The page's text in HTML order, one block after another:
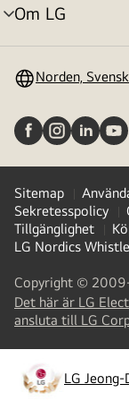
Om LG
menyväxling
Norden,
Sitemap
Sekretesspolicy
Tillgänglighet
LG Nordics
Copyright ©
Det här är LG
ansluta till LG
LG
opens